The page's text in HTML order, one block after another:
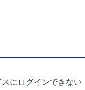
にログインできない